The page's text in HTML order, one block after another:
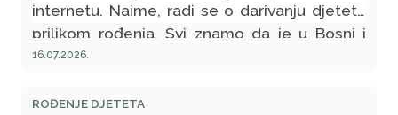
internetu. Naime, radi se o darivanju djeteta
prilikom rođenja. Svi znamo da je u Bosni i
Hercegovini običaj da odredimo osobu koja
zaželjeti djetetu nafaku, sreću, zdravlje i sl).
16.07.2026.
ROĐENJE DJETETA